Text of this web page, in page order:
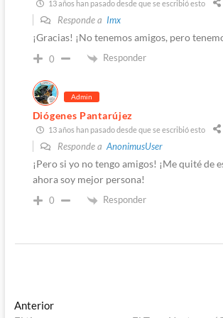
13 años han pasado desde que se escribió esto
Responde a Imx
¡Gracias! ¡No tenemos amigos, pero
0 Responder
Admin
Diógenes Pantarújez
13 años han pasado desde que se escribió esto
Responde a AnonimusUser
¡Pero si yo no tengo amigos! ¡Me quité de
ahora soy mejor persona!
0 Responder
Navegación
AnteriorEntrada